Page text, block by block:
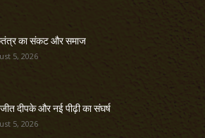
का संकट और समाज
5, 2026
दीपके और नई पीढ़ी का संघर्ष
5, 2026